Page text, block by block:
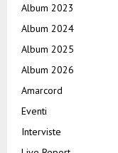
Album 2023
Album 2024
Album 2025
Album 2026
Amarcord
Eventi
Interviste